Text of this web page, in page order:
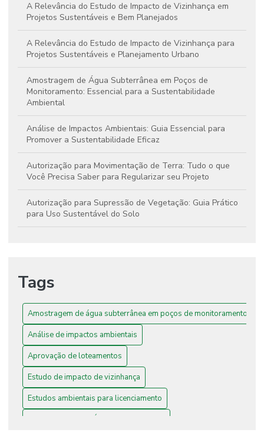
A Relevância do Estudo de Impacto de Vizinhança em
Projetos Sustentáveis e Bem Planejados
A Relevância do Estudo de Impacto de Vizinhança para
Projetos Sustentáveis e Planejamento Urbano
Amostragem de Água Subterrânea em Poços de
Monitoramento: Essencial para a Sustentabilidade
Ambiental
Análise de Impactos Ambientais: Guia Essencial para
Promover a Sustentabilidade Eficaz
Autorização para Movimentação de Terra: Tudo o que
Você Precisa Saber para Regularizar seu Projeto
Autorização para Supressão de Vegetação: Guia Prático
para Uso Sustentável do Solo
Como realizar uma análise de impactos ambientais eficaz
para proteger o meio ambiente e garantir a
Consultoria e Licenciamento Ambiental: Proteja Seu
Negócio e o Meio Ambiente
Consultoria em Licenciamento Ambiental: Impulsione seu
Negócio e Garanta a Sustentabilidade
Entenda o Processo de Aprovação de Loteamentos e
Como Garantir Sucesso
Tags
Amostragem de água subterrânea em poços de monitoramento
Análise de impactos ambientais
Aprovação de loteamentos
Estudo de impacto de vizinhança
Estudos ambientais para licenciamento